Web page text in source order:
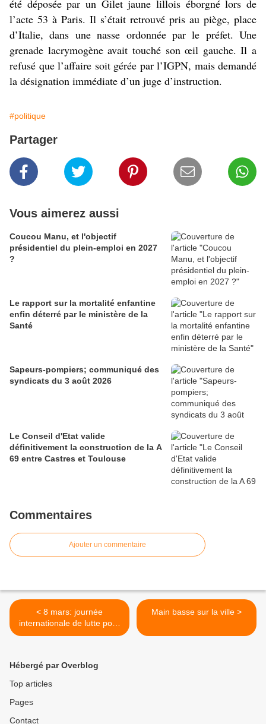
été déposée par un Gilet jaune lillois éborgné lors de
l’acte 53 à Paris. Il s’était retrouvé pris au piège, place
d’Italie, dans une nasse ordonnée par le préfet. Une
grenade lacrymogène avait touché son œil gauche. Il a
refusé que l’affaire soit gérée par l’IGPN, mais demandé
la désignation immédiate d’un juge d’instruction.
#politique
Partager
Vous aimerez aussi
Coucou Manu, et l'objectif
présidentiel du plein-emploi en 2027
?
Le rapport sur la mortalité enfantine
enfin déterré par le ministère de la
Santé
Sapeurs-pompiers; communiqué des
syndicats du 3 août 2026
Le Conseil d'Etat valide
définitivement la construction de la A
69 entre Castres et Toulouse
Commentaires
Ajouter un commentaire
< 8 mars: journée
internationale de lutte pour
les droits des femmes
Main basse sur la ville >
Hébergé par Overblog
Top articles
Pages
Contact